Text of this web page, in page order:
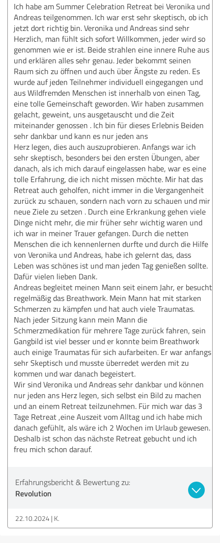
Ich habe am Summer Celebration Retreat bei Veronika und
Andreas teilgenommen. Ich war erst sehr skeptisch, ob ich
jetzt dort richtig bin. Veronika und Andreas sind sehr
Herzlich, man fühlt sich sofort Willkommen, jeder wird so
genommen wie er ist. Beide strahlen eine innere Ruhe aus
und erklären alles sehr genau. Jeder bekommt seinen
Raum sich zu öffnen und auch über Ängste zu reden. Es
wurde auf jeden Teilnehmer individuell eingegangen und
aus Wildfremden Menschen ist innerhalb von einen Tag,
eine tolle Gemeinschaft geworden. Wir haben zusammen
gelacht, geweint, uns ausgetauscht und die Zeit
miteinander genossen . Ich bin für dieses Erlebnis Beiden
sehr dankbar und kann es nur jeden ans
Herz legen, dies auch auszuprobieren. Anfangs war ich
sehr skeptisch, besonders bei den ersten Übungen, aber
danach, als ich mich darauf eingelassen habe, war es eine
tolle Erfahrung, die ich nicht missen möchte. Mir hat das
Retreat auch geholfen, nicht immer in die Vergangenheit
zurück zu schauen, sondern nach vorn zu schauen und mir
neue Ziele zu setzen . Durch eine Erkrankung gehen viele
Dinge nicht mehr, die mir früher sehr wichtig waren und
ich war in meiner Trauer gefangen. Durch die netten
Menschen die ich kennenlernen durfte und durch die Hilfe
von Veronika und Andreas, habe ich gelernt das, dass
Leben was schönes ist und man jeden Tag genießen sollte.
Dafür vielen lieben Dank.
Andreas begleitet meinen Mann seit einem Jahr, er besucht
regelmäßig das Breathwork. Mein Mann hat mit starken
Schmerzen zu kämpfen und hat auch viele Traumatas.
Nach jeder Sitzung kann mein Mann die
Schmerzmedikation für mehrere Tage zurück fahren, sein
Gangbild ist viel besser und er konnte beim Breathwork
auch einige Traumatas für sich aufarbeiten. Er war anfangs
sehr Skeptisch und musste überredet werden mit zu
kommen und war danach begeistert.
Wir sind Veronika und Andreas sehr dankbar und können
nur jeden ans Herz legen, sich selbst ein Bild zu machen
und an einem Retreat teilzunehmen. Für mich war das 3
Tage Retreat ,eine Auszeit vom Alltag und ich habe mich
danach gefühlt, als wäre ich 2 Wochen im Urlaub gewesen.
Deshalb ist schon das nächste Retreat gebucht und ich
freu mich schon darauf.
Erfahrungsbericht & Bewertung zu:
Revolution
22.10.2024 K.